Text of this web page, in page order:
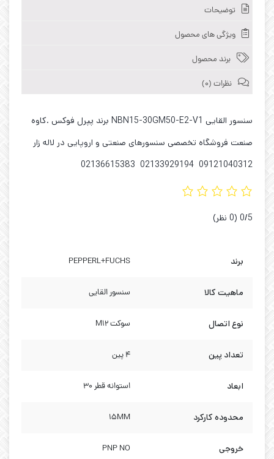
توضیحات
ویژگی های محصول
برند محصول
نظرات (0)
سنسور القایی NBN15-30GM50-E2-V1 برند پپرل فوکس .کاوه
صنعت فروشگاه تخصصی سنسورهای صنعتی و اروپایی در لاله زار
09121040312 02133929194 02136615383
‫0/5 ‫(0 نظر)
برند PEPPERL+FUCHS
ماهیت کالا سنسور القایی
نوع اتصال سوکت M12
تعداد پین 4 پین
ابعاد استوانه قطر 30
محدوده کارکرد 15MM
خروجی PNP NO